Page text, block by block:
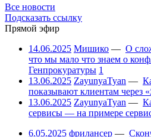
Все новости
Подсказать ссылку
Прямой эфир
14.06.2025 Мишико — О
что мы мало что знаем о
Генпрокуратуры 1
13.06.2025 ZayunyaTyan —
показывают клиентам через
13.06.2025 ZayunyaTyan —
сервисы — на примере
6.05.2025 фрилансер —